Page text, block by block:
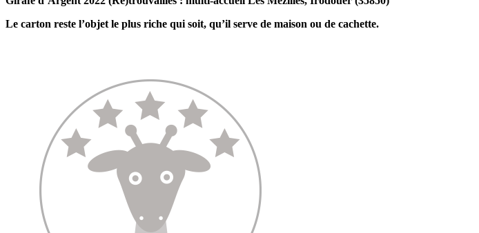
Le carton reste l’objet le plus riche qui soit, qu’il serve de maison ou de cachette.